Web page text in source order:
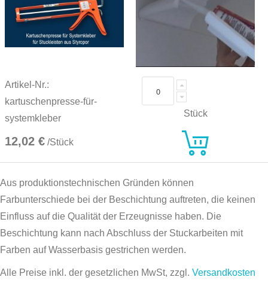
Artikel-Nr.:
kartuschenpresse-für-
systemkleber
12,02 € /Stück
Stück
Aus produktionstechnischen Gründen können
Farbunterschiede bei der Beschichtung auftreten, die keinen
Einfluss auf die Qualität der Erzeugnisse haben. Die
Beschichtung kann nach Abschluss der Stuckarbeiten mit
Farben auf Wasserbasis gestrichen werden.
Alle Preise inkl. der gesetzlichen MwSt, zzgl. Versandkosten